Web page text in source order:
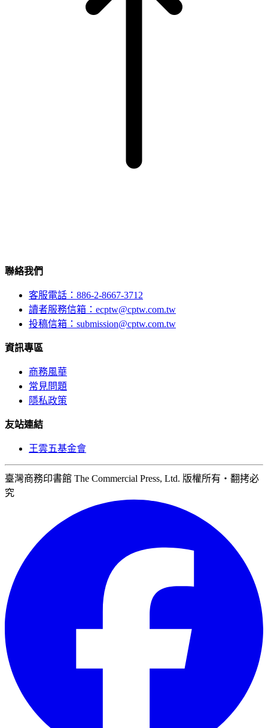
聯絡我們
客服電話：886-2-8667-3712
讀者服務信箱：ecptw@cptw.com.tw
投稿信箱： submission@cptw.com.tw
資訊專區
商務風華
常見問題
隱私政策
友站連結
王雲五基金會
臺灣商務印書館 The Commercial Press, Ltd. 版權所有‧翻拷必
究